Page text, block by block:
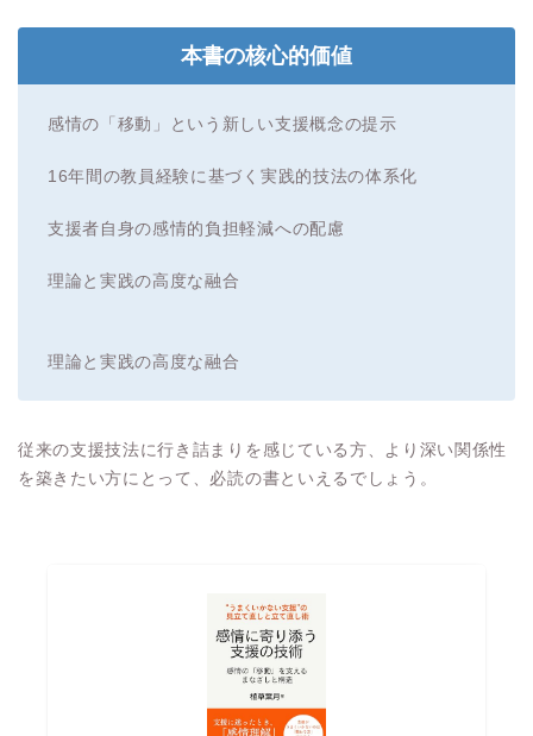
本書の核心的価値
感情の「移動」という新しい支援概念の提示
16年間の教員経験に基づく実践的技法の体系化
支援者自身の感情的負担軽減への配慮
理論と実践の高度な融合
理論と実践の高度な融合
従来の支援技法に行き詰まりを感じている方、より深い関係性
を築きたい方にとって、必読の書といえるでしょう。